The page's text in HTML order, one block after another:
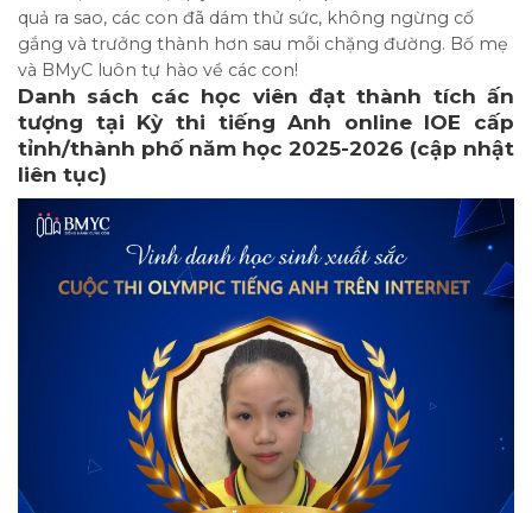
quả ra sao, các con đã dám thử sức, không ngừng cố
gắng và trưởng thành hơn sau mỗi chặng đường. Bố mẹ
và BMyC luôn tự hào về các con!
Danh sách các học viên đạt thành tích ấn
tượng tại Kỳ thi tiếng Anh online IOE cấp
tỉnh/thành phố năm học 2025-2026 (cập nhật
liên tục)